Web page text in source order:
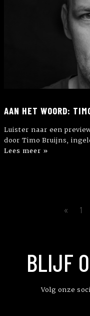
AAN HET WOORD:
Luister naar een
door Timo Bruijns,
Lees meer »
« 1
BLIJF
Volg onze